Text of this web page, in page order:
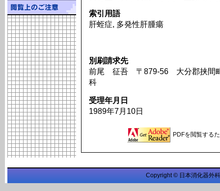
索引用語
肝蛭症, 多発性肝腫瘍
別刷請求先
前尾 征吾 〒879-56 大分郡挟間
科
受理年月日
1989年7月10日
PDFを閲覧する
Copyright © 日本消化器外